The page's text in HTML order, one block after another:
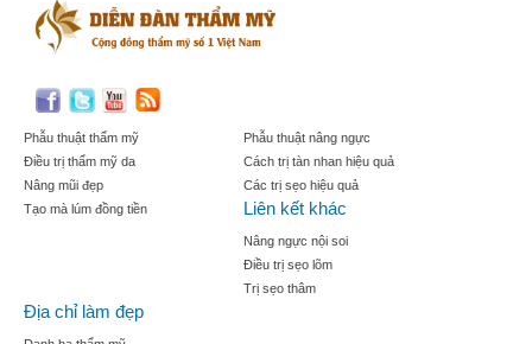
Phẫu thuật thẩm mỹ
Điều trị thẩm mỹ da
Nâng mũi đẹp
Tạo mà lúm đồng tiền
Phẫu thuật nâng ngực
Cách trị tàn nhan hiệu quả
Các trị sẹo hiệu quả
Liên kết khác
Nâng ngực nội soi
Điều trị sẹo lõm
Trị sẹo thâm
Địa chỉ làm đẹp